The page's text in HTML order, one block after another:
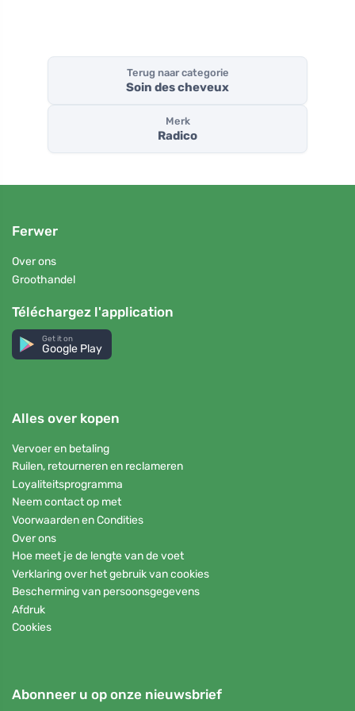
Terug naar categorie
Soin des cheveux
Merk
Radico
Ferwer
Over ons
Groothandel
Téléchargez l'application
Get it on
Google Play
Alles over kopen
Vervoer en betaling
Ruilen, retourneren en reclameren
Loyaliteitsprogramma
Neem contact op met
Voorwaarden en Condities
Over ons
Hoe meet je de lengte van de voet
Verklaring over het gebruik van cookies
Bescherming van persoonsgegevens
Afdruk
Cookies
Abonneer u op onze nieuwsbrief